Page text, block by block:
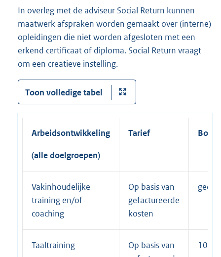
In overleg met de adviseur Social Return kunnen
maatwerk afspraken worden gemaakt over (interne)
opleidingen die niet worden afgesloten met een
erkend certificaat of diploma. Social Return vraagt
om een creatieve instelling.
Toon volledige tabel
Arbeidsontwikkeling
(alle doelgroepen)
Tarief
Vakinhoudelijke
training en/of
coaching
Op basis van
gefactureerde
kosten
geen
Taaltraining
Op basis van